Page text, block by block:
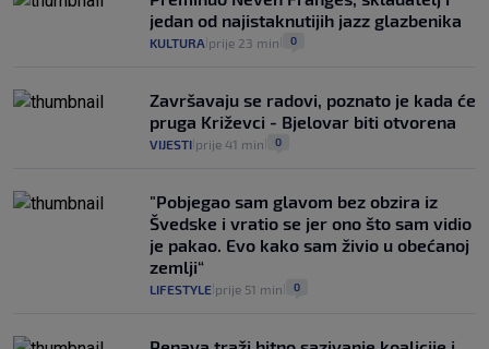
jedan od najistaknutijih jazz glazbenika
KULTURA prije 23 min 0
Završavaju se radovi, poznato je kada će
pruga Križevci - Bjelovar biti otvorena
VIJESTI prije 41 min 0
"Pobjegao sam glavom bez obzira iz
Švedske i vratio se jer ono što sam vidio
je pakao. Evo kako sam živio u obećanoj
zemlji“
LIFESTYLE prije 51 min 0